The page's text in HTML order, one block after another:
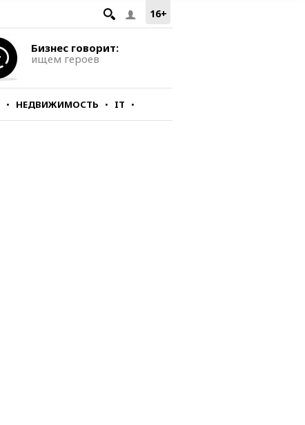
16+
Бизнес говорит:
ищем героев
НЕДВИЖИМОСТЬ IT